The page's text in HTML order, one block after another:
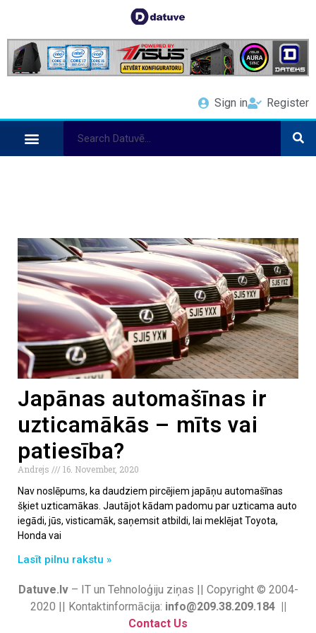
Sign in Register
Japānas automašīnas ir
uzticamākās – mīts vai
patiesība?
Andrejs
16. November, 2020
Nav noslēpums, ka daudziem pircējiem japāņu automašīnas
šķiet uzticamākas. Jautājot kādam padomu par uzticama auto
iegādi, jūs, visticamāk, saņemsit atbildi, lai meklējat Toyota,
Honda vai
Lasīt pilnu rakstu »
Datuve.lv– IT un Tehnoloģiju ziņas || Copyright © 2004-
2020 || Kontaktinformācija: info@209.38.209.184 ||
Contact Us